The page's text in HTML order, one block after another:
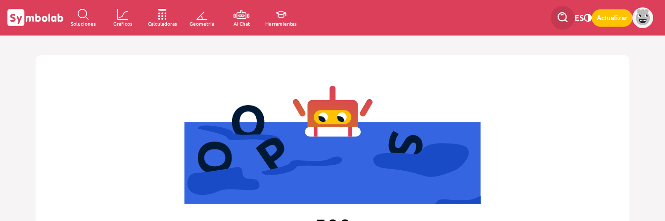
Soluciones Gráficos Calculadoras Geometría AI Chat Herramientas
ES Actualizar